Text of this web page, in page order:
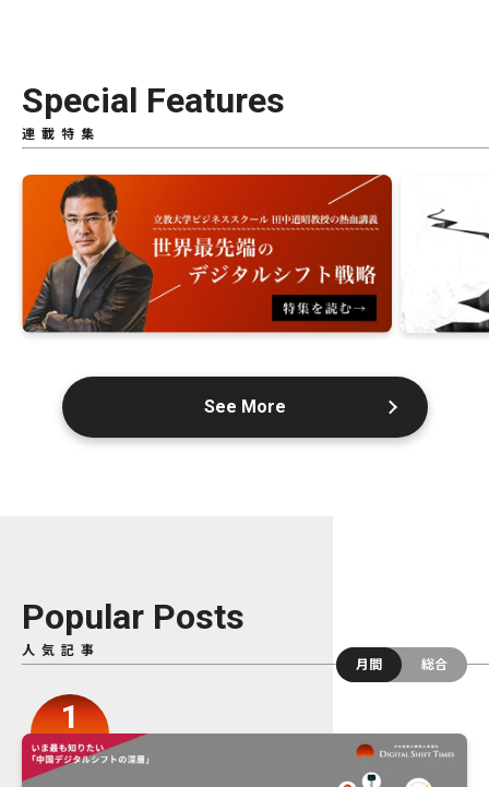
Special Features
連載特集
See More
Popular Posts
人気記事
月間
総合